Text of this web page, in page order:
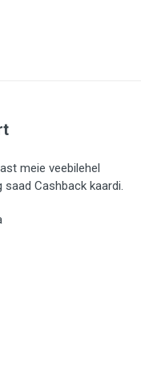
meie veebilehel
saad Cashback kaardi.